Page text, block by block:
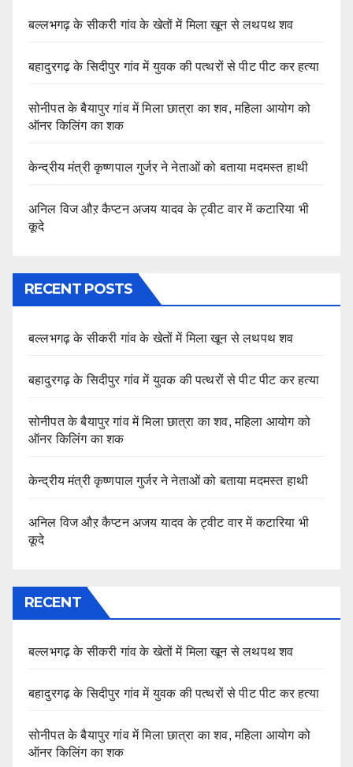
बल्लभगढ़ के सीकरी गांव के खेतों में मिला खून से लथपथ शव
बहादुरगढ़ के सिदीपुर गांव में युवक की पत्थरों से पीट पीट कर हत्या
सोनीपत के बैयापुर गांव में मिला छात्रा का शव, महिला आयोग को
ऑनर किलिंग का शक
केन्द्रीय मंत्री कृष्णपाल गुर्जर ने नेताओं को बताया मदमस्त हाथी
अनिल विज औऱ कैप्टन अजय यादव के ट्वीट वार में कटारिया भी
कूदे
RECENT POSTS
बल्लभगढ़ के सीकरी गांव के खेतों में मिला खून से लथपथ शव
बहादुरगढ़ के सिदीपुर गांव में युवक की पत्थरों से पीट पीट कर हत्या
सोनीपत के बैयापुर गांव में मिला छात्रा का शव, महिला आयोग को
ऑनर किलिंग का शक
केन्द्रीय मंत्री कृष्णपाल गुर्जर ने नेताओं को बताया मदमस्त हाथी
अनिल विज औऱ कैप्टन अजय यादव के ट्वीट वार में कटारिया भी
कूदे
RECENT
बल्लभगढ़ के सीकरी गांव के खेतों में मिला खून से लथपथ शव
बहादुरगढ़ के सिदीपुर गांव में युवक की पत्थरों से पीट पीट कर हत्या
सोनीपत के बैयापुर गांव में मिला छात्रा का शव, महिला आयोग को
ऑनर किलिंग का शक